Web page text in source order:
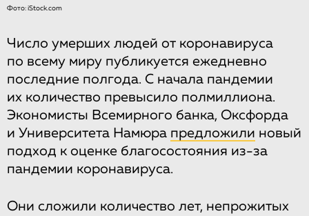
Фото: iStock.com
Число умерших людей от коронавируса
по всему миру публикуется ежедневно
последние полгода. С начала пандемии
их количество превысило полмиллиона.
Экономисты Всемирного банка, Оксфорда
и Университета Намюра предложили новый
подход к оценке благосостояния из-за
пандемии коронавируса.
Они сложили количество лет, непрожитых